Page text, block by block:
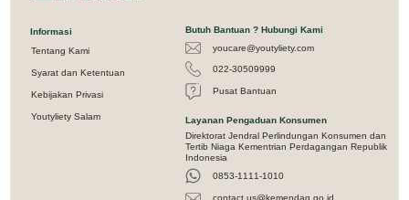
Informasi
Tentang Kami
Syarat dan Ketentuan
Kebijakan Privasi
Youtyliety Salam
Butuh Bantuan ? Hubungi Kami
youcare@youtyliety.com
022-30509999
Pusat Bantuan
Layanan Pengaduan Konsumen
Direktorat Jendral Perlindungan Konsumen dan
Tertib Niaga Kementrian Perdagangan Republik
Indonesia
0853-1111-1010
contact.us@kemendag.go.id